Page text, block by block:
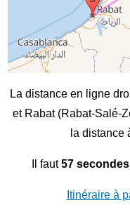
La distance en ligne
et Rabat (Rabat-Salé-
la distance
Il faut57 secondes
Itinéraire à